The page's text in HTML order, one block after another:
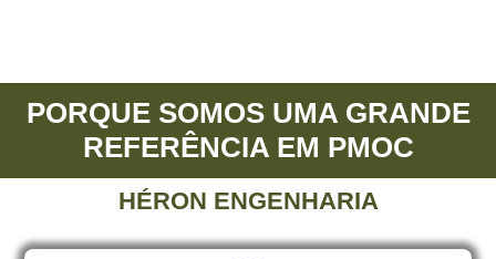
PORQUE SOMOS UMA GRANDE
REFERÊNCIA EM PMOC
HÉRON ENGENHARIA